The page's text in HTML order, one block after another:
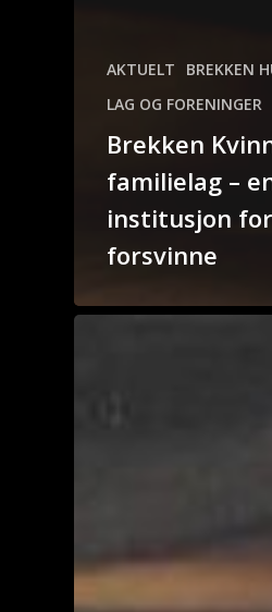
AKTUELT
BREKKEN
LAG OG FORENINGER
Brekken
familielag –
institusjon
forsvinne